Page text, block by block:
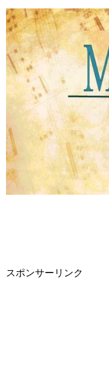
スポンサーリンク